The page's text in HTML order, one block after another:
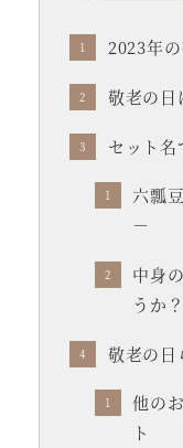
2023年
敬老の日
セット
六瓢
－
中身
うか？
敬老の日
他の
ト